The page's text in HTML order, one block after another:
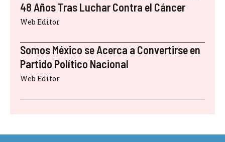
48 Años Tras Luchar Contra el Cáncer
Web Editor
Somos México se Acerca a Convertirse en
Partido Político Nacional
Web Editor